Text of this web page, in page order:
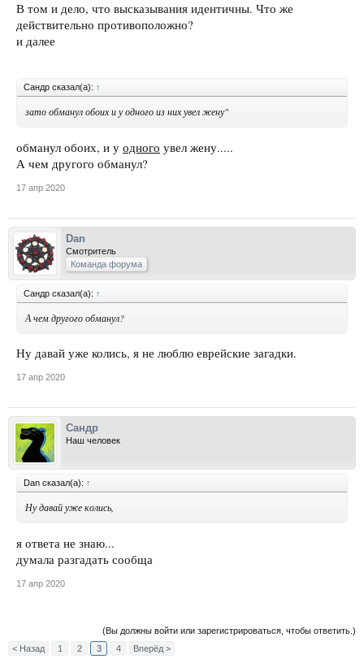
В том и дело, что высказывания идентичны. Что же
действительно противоположно?
и далее
Сандр сказал(а): ↑
зато обманул обоих и у одного из них увел жену"
обманул обоих, и у одного увел жену.....
А чем другого обманул?
17 апр 2020
Dan
Смотритель
Команда форума
Сандр сказал(а): ↑
А чем другого обманул?
Ну давай уже колись, я не люблю еврейские загадки.
17 апр 2020
Сандр
Наш человек
Dan сказал(а): ↑
Ну давай уже колись,
я ответа не знаю...
думала разгадать сообща
17 апр 2020
(Вы должны войти или зарегистрироваться, чтобы ответить.)
< Назад
1 2 3 4 Вперёд >